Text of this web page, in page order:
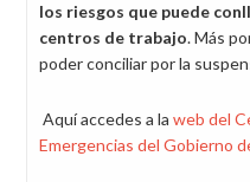
los riesgos que puede
centros de trabajo. Más
poder conciliar por la
Aquí accedes a la web del
Emergencias del Gobierno